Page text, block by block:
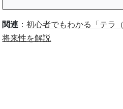
関連 ：初心者でもわかる「テラ
将来性を解説